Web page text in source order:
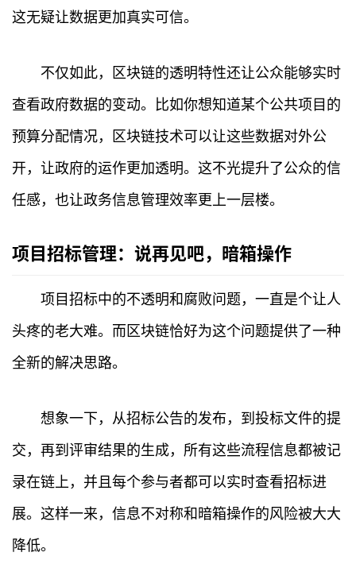
这无疑让数据更加真实可信。
不仅如此，区块链的透明特性还让公众能够实时
查看政府数据的变动。比如你想知道某个公共项目的
预算分配情况，区块链技术可以让这些数据对外公
开，让政府的运作更加透明。这不光提升了公众的信
任感，也让政务信息管理效率更上一层楼。
项目招标管理：说再见吧，暗箱操作
项目招标中的不透明和腐败问题，一直是个让人
头疼的老大难。而区块链恰好为这个问题提供了一种
全新的解决思路。
想象一下，从招标公告的发布，到投标文件的提
交，再到评审结果的生成，所有这些流程信息都被记
录在链上，并且每个参与者都可以实时查看招标进
展。这样一来，信息不对称和暗箱操作的风险被大大
降低。